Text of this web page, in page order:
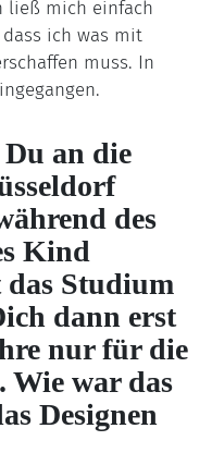
ließ mich einfach
ich was mit
muss. In
an die
des
Kind
das Studium
dann erst
nur für die
Wie war das
Designen